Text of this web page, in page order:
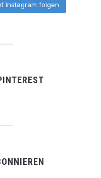
Instagram folgen